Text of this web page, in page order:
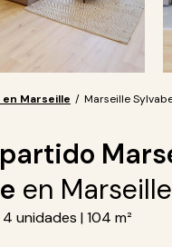
Marseille / Marseille
en Marseille
unidades | 104 m²